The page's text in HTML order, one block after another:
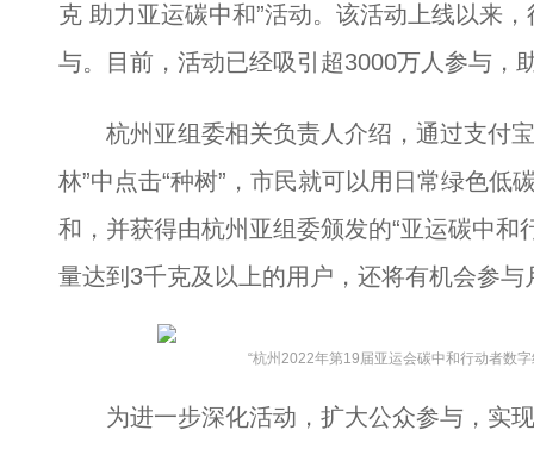
克 助力亚运碳中和”活动。该活动上线以来
与。目前，活动已经吸引超3000万人参与，
杭州亚组委相关负责人介绍，通过支付宝
林”中点击“种树”，市民就可以用日常绿色低
和，并获得由杭州亚组委颁发的“亚运碳中和
量达到3千克及以上的用户，还将有机会参
“杭州2022年第19届亚运会碳中和行动者数
为进一步深化活动，扩大公众参与，实现